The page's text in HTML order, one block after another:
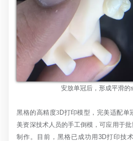
安放单冠后，形成平滑的
黑格的高精度3D打印模型，完美适配单
美资深技术人员的手工倒模，可应用于
制作。目前，黑格已成功用3D打印技